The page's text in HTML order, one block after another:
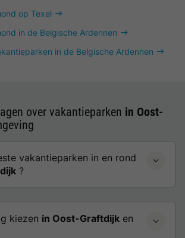
op Texel
in de Belgische Ardennen
in de Belgische Ardennen
over vakantieparken in Oost-
vakantieparken in en rond
?
kiezen in Oost-Graftdijk en